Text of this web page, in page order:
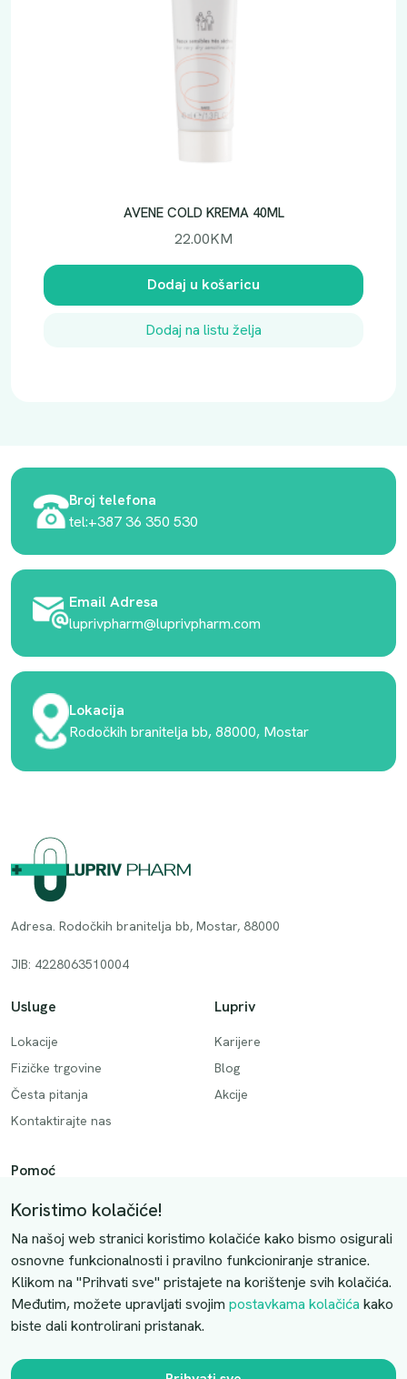
AVENE COLD KREMA 40ML
22.00KM
Dodaj u košaricu
Dodaj na listu želja
Broj telefona
tel:+387 36 350 530
Email Adresa
luprivpharm@luprivpharm.com
Lokacija
Rodočkih branitelja bb, 88000, Mostar
Adresa. Rodočkih branitelja bb, Mostar, 88000
JIB: 4228063510004
Usluge
Lokacije
Fizičke trgovine
Česta pitanja
Kontaktirajte nas
Lupriv
Karijere
Blog
Akcije
Pomoć
Način plaćanja
Dostava
Povrati i otkazivanje
Uslovi kupovine
Kontaktirajte nas
Slobodno nas kontaktirajte putem e-maila:
Koristimo kolačiće!
Na našoj web stranici koristimo kolačiće kako bismo osigurali
osnovne funkcionalnosti i pravilno funkcioniranje stranice.
Klikom na "Prihvati sve" pristajete na korištenje svih kolačića.
Međutim, možete upravljati svojim postavkama kolačića kako
biste dali kontrolirani pristanak.